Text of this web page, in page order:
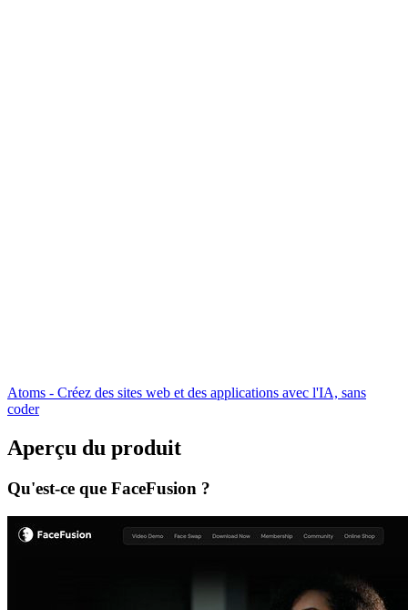
Atoms - Créez des sites web et des applications avec l'IA, sans
coder
Aperçu du produit
Qu'est-ce que FaceFusion ?